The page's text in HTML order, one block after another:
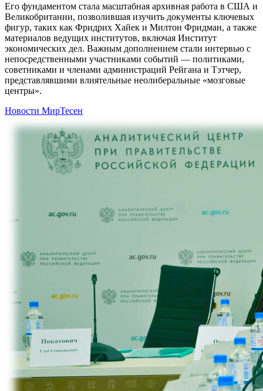
Его фундаментом стала масштабная архивная работа в США и
Великобритании, позволившая изучить документы ключевых
фигур, таких как Фридрих Хайек и Милтон Фридман, а также
материалов ведущих институтов, включая Институт
экономических дел. Важным дополнением стали интервью с
непосредственными участниками событий — политиками,
советниками и членами администраций Рейгана и Тэтчер,
представлявшими влиятельные неолиберальные «мозговые
центры».
Новости МирТесен